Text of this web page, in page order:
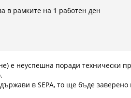
в рамките на 1 работен ден
е неуспешна поради технически
в SEPA, то ще бъде заверено